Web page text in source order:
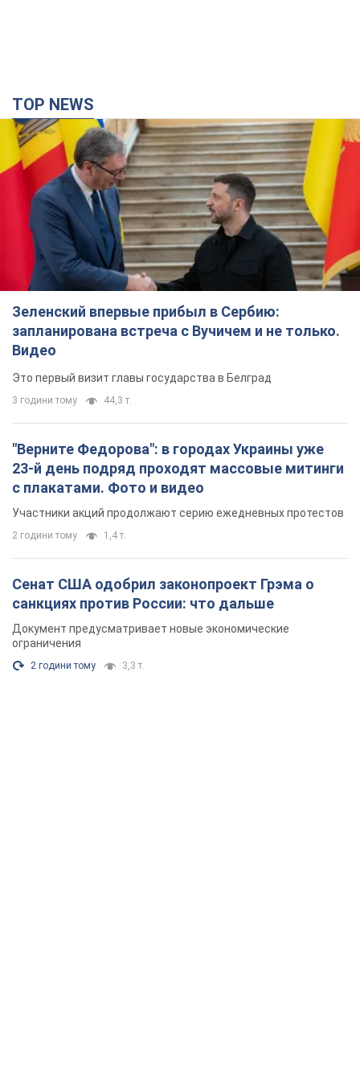
TOP NEWS
Зеленский впервые прибыл в Сербию:
запланирована встреча с Вучичем и не только.
Видео
Это первый визит главы государства в Белград
3 години тому 44,3 т.
"Верните Федорова": в городах Украины уже
23-й день подряд проходят массовые митинги
с плакатами. Фото и видео
Участники акций продолжают серию ежедневных протестов
2 години тому 1,4 т.
Сенат США одобрил законопроект Грэма о
санкциях против России: что дальше
Документ предусматривает новые экономические
ограничения
2 години тому 3,3 т.